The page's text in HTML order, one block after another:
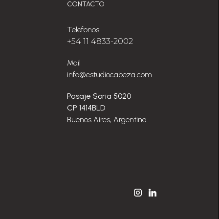
CONTACTO
Telefonos
+54 11 4833-2002
Mail
info@estudiocabeza.com
Pasaje Soria 5020
CP 1414BLD
Buenos Aires, Argentina